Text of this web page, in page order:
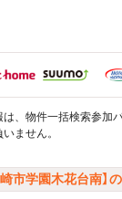
、物件一括検索参加
ません。
崎市学園木花台南】